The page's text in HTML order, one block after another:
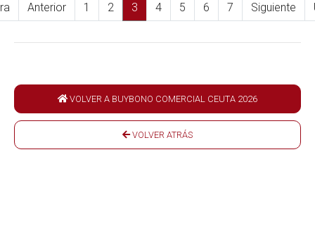
Anterior 1 2 3 4 5 6 7 Siguiente
VOLVER A BUYBONO COMERCIAL CEUTA 2026
VOLVER ATRÁS